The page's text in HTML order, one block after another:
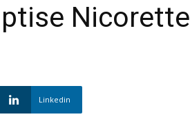
Nicorette
Linkedin